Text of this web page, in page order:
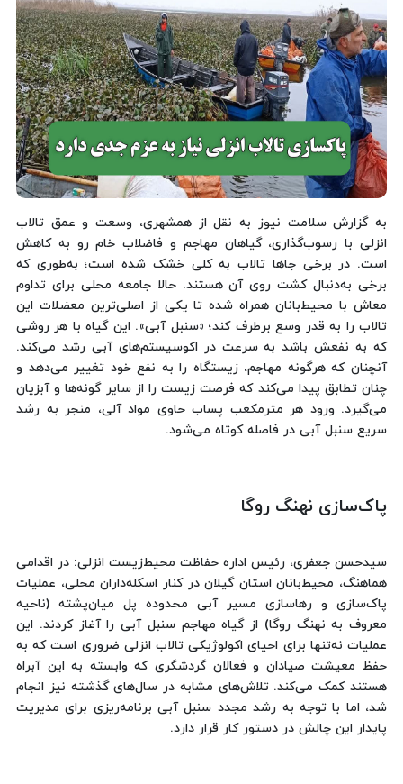
به گزارش سلامت نیوز به نقل از همشهری، وسعت و عمق تالاب
انزلی با رسوب‌گذاری، گیاهان مهاجم و فاضلاب‌ خام رو به کاهش
است. در برخی جاها تالاب به کلی خشک شده است؛ به‌طوری که
برخی به‌دنبال کشت روی آن هستند. حالا جامعه محلی برای تداوم
معاش با محیط‌بانان همراه شده تا یکی از اصلی‌ترین معضلات این
تالاب را به قدر وسع برطرف کند؛ «سنبل آبی». این گیاه با هر روشی
که به نفعش باشد به سرعت در اکوسیستم‌های آبی رشد می‌کند.
آنچنان که هرگونه مهاجم، زیستگاه را به نفع خود تغییر می‌دهد و
چنان تطابق پیدا می‌کند که فرصت زیست را از سایر گونه‌ها و آبزیان
می‌گیرد. ورود هر مترمکعب پساب حاوی مواد آلی، منجر به رشد
سریع سنبل آبی در فاصله کوتاه می‌شود.
پاک‌سازی نهنگ روگا
سیدحسن جعفری، رئیس اداره حفاظت محیط‌زیست انزلی: در اقدامی
هماهنگ، محیط‌بانان استان گیلان در کنار اسکله‌داران محلی، عملیات
پاک‌سازی و رهاسازی مسیر آبی محدوده پل میان‌پشته (ناحیه
معروف به نهنگ روگا) از گیاه مهاجم سنبل آبی را آغاز کردند. این
عملیات نه‌تنها برای احیای اکولوژیکی تالاب انزلی ضروری است که به
حفظ معیشت صیادان و فعالان گردشگری که وابسته به این آبراه
هستند کمک می‌کند. تلاش‌های مشابه در سال‌های گذشته نیز انجام
شد، اما با توجه به رشد مجدد سنبل آبی برنامه‌ریزی برای مدیریت
پایدار این چالش در دستور کار قرار دارد.